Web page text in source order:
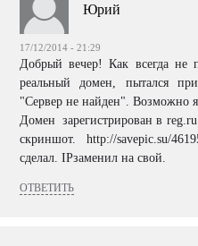
Юрий
17/12/2014 - 21:29
Добрый вечер! Как всегда не
реальный домен, пытался
"Сервер не найден". Возможно я
Домен зарегистрирован в
скриншот. http://savepic.su/
сделал. IPзаменил на свой.
ОТВЕТИТЬ